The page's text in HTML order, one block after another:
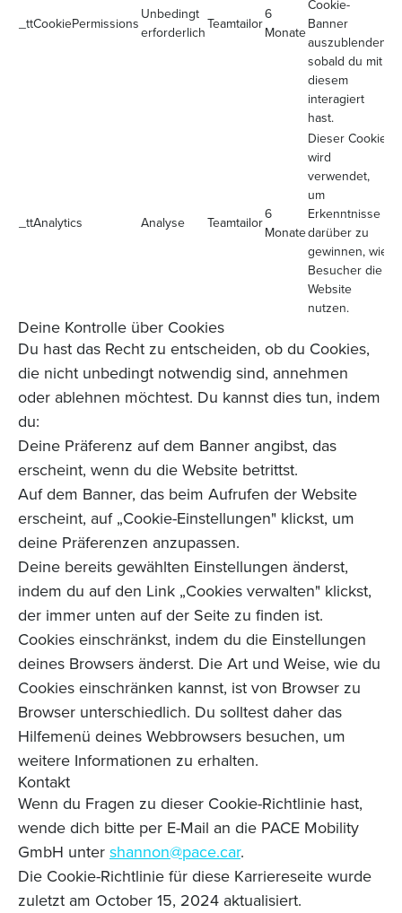
_ttCookiePermissions
Unbedingt
erforderlichTeamtailor
6
Monate
Cookie-
Banner
auszublenden,
sobald du mit
diesem
interagiert
hast.
_ttAnalytics Analyse Teamtailor6
Monate
Dieser Cookie
wird
verwendet,
um
Erkenntnisse
darüber zu
gewinnen, wie
Besucher die
Website
nutzen.
Deine Kontrolle über Cookies
Du hast das Recht zu entscheiden, ob du Cookies,
die nicht unbedingt notwendig sind, annehmen
oder ablehnen möchtest. Du kannst dies tun, indem
du:
Deine Präferenz auf dem Banner angibst, das
erscheint, wenn du die Website betrittst.
Auf dem Banner, das beim Aufrufen der Website
erscheint, auf „Cookie-Einstellungen" klickst, um
deine Präferenzen anzupassen.
Deine bereits gewählten Einstellungen änderst,
indem du auf den Link „Cookies verwalten" klickst,
der immer unten auf der Seite zu finden ist.
Cookies einschränkst, indem du die Einstellungen
deines Browsers änderst. Die Art und Weise, wie du
Cookies einschränken kannst, ist von Browser zu
Browser unterschiedlich. Du solltest daher das
Hilfemenü deines Webbrowsers besuchen, um
weitere Informationen zu erhalten.
Kontakt
Wenn du Fragen zu dieser Cookie-Richtlinie hast,
wende dich bitte per E-Mail an die PACE Mobility
GmbH untershannon@pace.car.
Die Cookie-Richtlinie für diese Karriereseite wurde
zuletzt am October 15, 2024 aktualisiert.